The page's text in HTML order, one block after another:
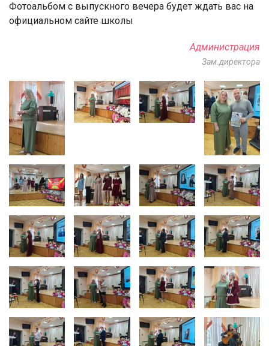
Фотоальбом с выпускного вечера будет ждать вас на
официальном сайте школы
Администрация
Зам.директора